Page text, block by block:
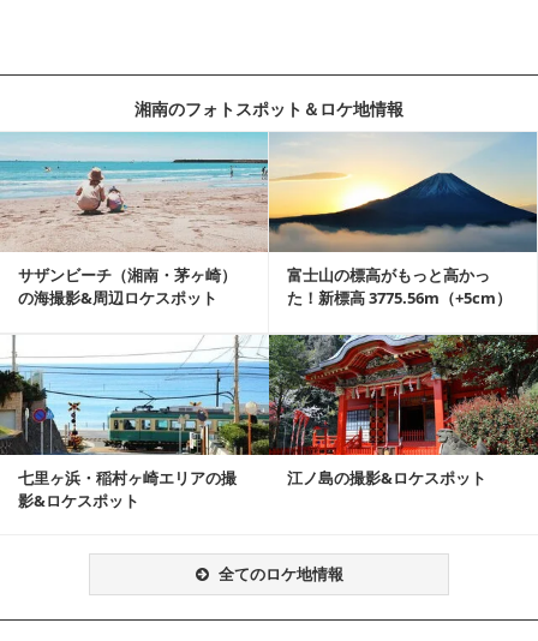
湘南のフォトスポット＆ロケ地情報
サザンビーチ（湘南・茅ヶ崎）
の海撮影&周辺ロケスポット
富士山の標高がもっと高かっ
た！新標高 3775.56m（+5cm）
記事を読む
七里ヶ浜・稲村ヶ崎エリアの撮
影&ロケスポット
江ノ島の撮影&ロケスポット
記事を読む
全てのロケ地情報